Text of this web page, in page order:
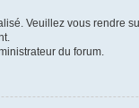
Veuillez vous rendre
du forum.